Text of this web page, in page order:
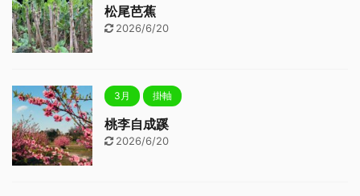
松尾芭蕉
2026/6/20
3月 掛軸
桃李自成蹊
2026/6/20